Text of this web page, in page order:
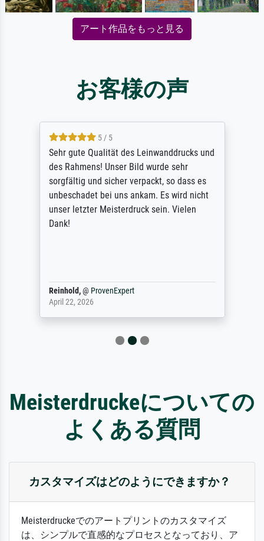
アート作品をもっと見る
お客様の声
5 / 5
Sehr gute Qualität des Leinwanddrucks und
des Rahmens! Unser Bild wurde sehr
sorgfältig und sicher verpackt, so dass es
unbeschadet bei uns ankam. Es wird nicht
unser letzter Meisterdruck sein. Vielen
Dank!
Reinhold,@ ProvenExpert
April 22, 2026
Meisterdruckeについての
よくある質問
カスタマイズはどのようにできますか？
Meisterdruckeでのアートプリントのカスタマイズ
は、シンプルで直感的なプロセスとなっており、ア